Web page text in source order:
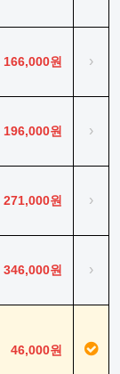
166,000원 ›
196,000원 ›
271,000원 ›
346,000원 ›
46,000원